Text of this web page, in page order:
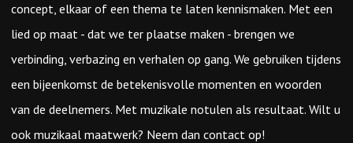
concept, elkaar of een thema te laten kennismaken. Met een
lied op maat - dat we ter plaatse maken - brengen we
verbinding, verbazing en verhalen op gang. We gebruiken tijdens
een bijeenkomst de betekenisvolle momenten en woorden
van de deelnemers. Met muzikale notulen als resultaat. Wilt u
ook muzikaal maatwerk? Neem dan contact op!